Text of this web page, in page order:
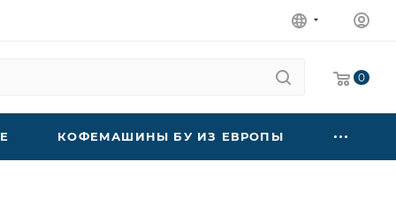
0
КОФЕМАШИНЫ БУ ИЗ ЕВРОПЫ